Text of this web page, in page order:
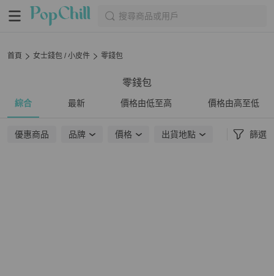
搜尋商品或用戶
首頁 女士錢包 / 小皮件 零錢包
零錢包
綜合 最新 價格由低至高 價格由高至低
優惠商品 品牌 價格 出貨地點 篩選